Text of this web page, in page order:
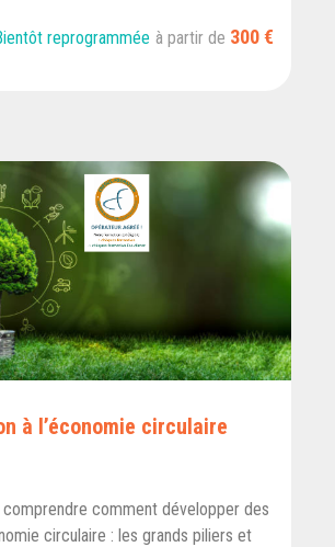
reprogrammée à partir de 300 €
à l’économie circulaire
comment développer des
circulaire : les grands piliers et